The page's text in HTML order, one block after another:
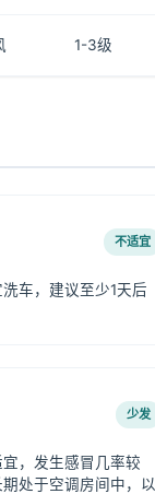
1-3级
不适宜
车，建议至少1天后
少发
，发生感冒几率较
处于空调房间中，以